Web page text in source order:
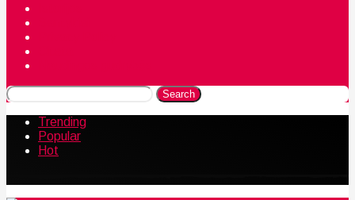
Search
Trending
Popular
Hot